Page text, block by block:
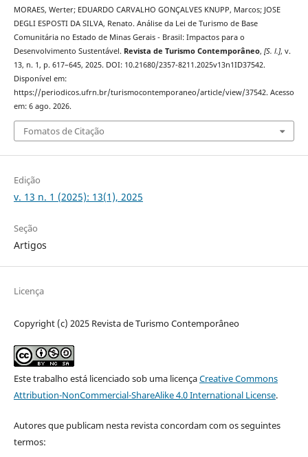
MORAES, Werter; EDUARDO CARVALHO GONÇALVES KNUPP, Marcos; JOSE
DEGLI ESPOSTI DA SILVA, Renato. Análise da Lei de Turismo de Base
Comunitária no Estado de Minas Gerais - Brasil: Impactos para o
Desenvolvimento Sustentável. Revista de Turismo Contemporâneo, [S. l.], v.
13, n. 1, p. 617–645, 2025. DOI: 10.21680/2357-8211.2025v13n1ID37542.
Disponível em:
https://periodicos.ufrn.br/turismocontemporaneo/article/view/37542. Acesso
em: 6 ago. 2026.
Fomatos de Citação
Edição
v. 13 n. 1 (2025): 13(1), 2025
Seção
Artigos
Licença
Copyright (c) 2025 Revista de Turismo Contemporâneo
Este trabalho está licenciado sob uma licençaCreative Commons
Attribution-NonCommercial-ShareAlike 4.0 International License.
Autores que publicam nesta revista concordam com os seguintes
termos: